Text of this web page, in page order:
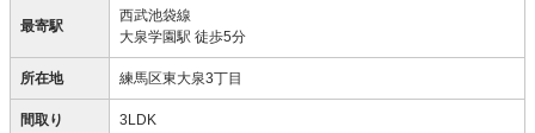
最寄駅
西武池袋線
大泉学園駅 徒歩5分
所在地 練馬区東大泉3丁目
間取り 3LDK